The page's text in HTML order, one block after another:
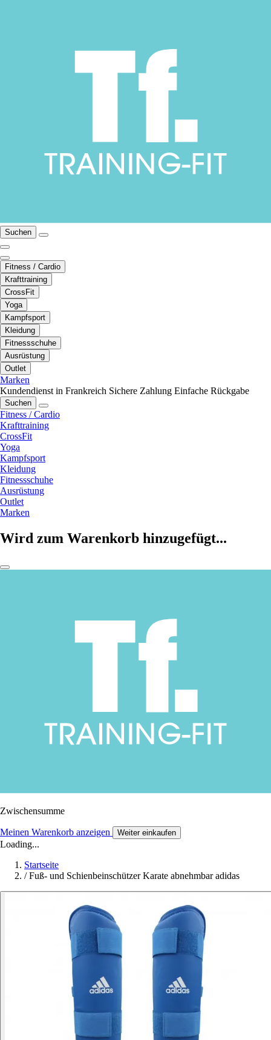
Suchen
Fitness / Cardio
Krafttraining
CrossFit
Yoga
Kampfsport
Kleidung
Fitnessschuhe
Ausrüstung
Outlet
Marken
Kundendienst in Frankreich Sichere Zahlung Einfache Rückgabe
Suchen
Fitness / Cardio
Krafttraining
CrossFit
Yoga
Kampfsport
Kleidung
Fitnessschuhe
Ausrüstung
Outlet
Marken
Wird zum Warenkorb hinzugefügt...
Zwischensumme
Meinen Warenkorb anzeigen Weiter einkaufen
Loading...
Startseite
/ Fuß- und Schienbeinschützer Karate abnehmbar adidas